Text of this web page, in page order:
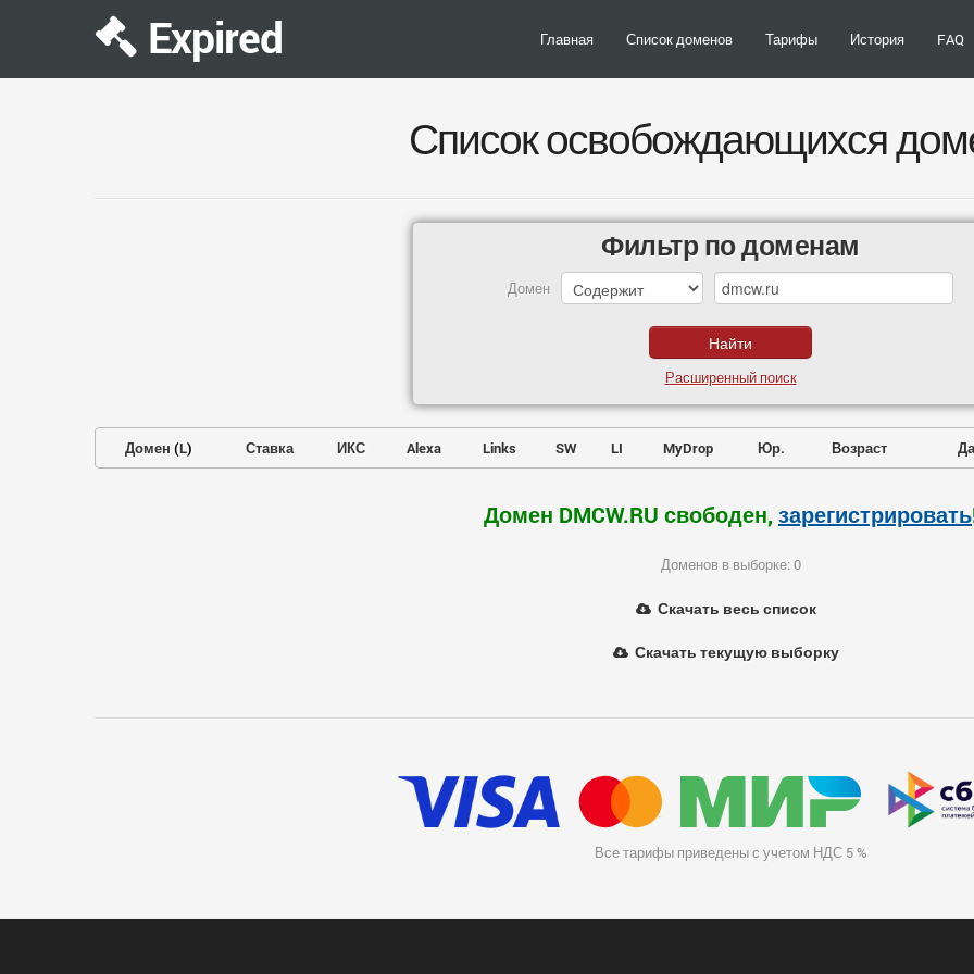
Expired Главная Список доменов Тарифы История FAQ
Список освобождающихся
Фильтр по доменам
Домен
Расширенный поиск
Домен (L) Ставка ИКС Alexa Links SW LI MyDrop Юр. Возраст
Домен DMCW.RU свободен, зарегистрировать
Доменов в выборке: 0
Скачать весь список
Скачать текущую выборку
Все тарифы приведены с учетом НДС 5 %